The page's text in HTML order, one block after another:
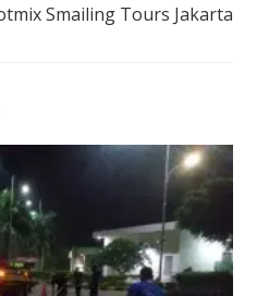
Smailing Tours Jakarta